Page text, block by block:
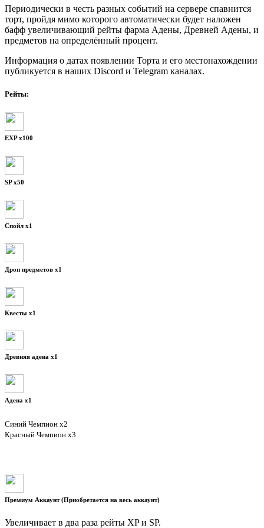
Периодически в честь разных событий на сервере спавнится
торт, пройдя мимо которого автоматически будет наложен
бафф увеличивающий рейты фарма Адены, Древней Адены, и
предметов на определённый процент.
Информация о датах появлении Торта и его местонахождении
публикуется в наших Discord и Telegram каналах.
Рейты:
EXP x100
SP x50
Спойл x1
Дроп предметов x1
Квесты x1
Древняя адена x1
Адена x1
Синий Чемпион х2
Красный Чемпион х3
Премиум Аккаунт (Приобретается на весь аккаунт)
Увеличивает в два раза рейты XP и SP.